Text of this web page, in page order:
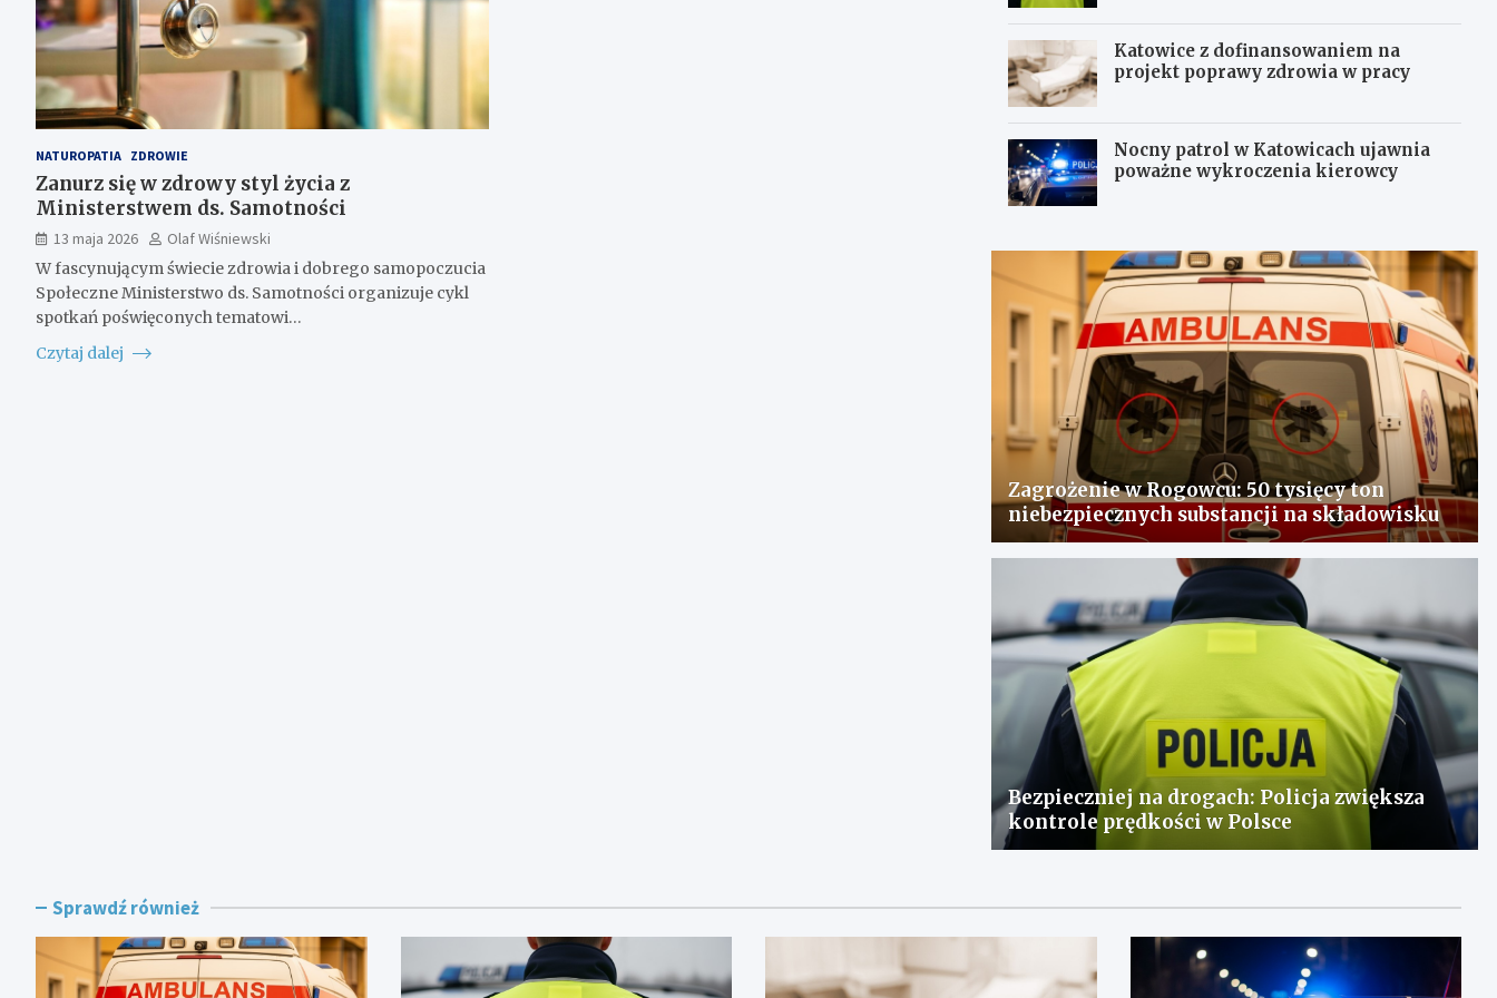
NATUROPATIA ZDROWIE
Zanurz się w zdrowy styl życia z
Ministerstwem ds. Samotności
13 maja 2026
Olaf Wiśniewski
W fascynującym świecie zdrowia i dobrego samopoczucia
Społeczne Ministerstwo ds. Samotności organizuje cykl
spotkań poświęconych tematowi…
Czytaj dalej
Katowice z dofinansowaniem na
projekt poprawy zdrowia w pracy
Nocny patrol w Katowicach ujawnia
poważne wykroczenia kierowcy
Zagrożenie w Rogowcu: 50 tysięcy ton
niebezpiecznych substancji na składowisku
Bezpieczniej na drogach: Policja zwiększa
kontrole prędkości w Polsce
Sprawdź również